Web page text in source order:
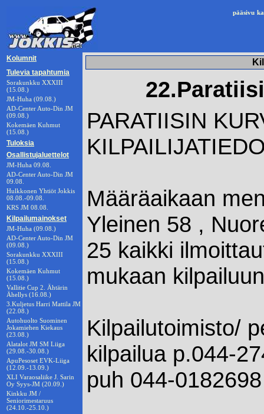
pääsivu
Kolumnit
Tulevia tapahtumia
Sorakunkku XXXIII
(15.08.)
JM-Huha (09.08.)
AD-Center Auto-Din JM
(09.08.)
Kokemäen Kuhmut
(15.08.)
Tuloksia
Osallistujaluettelot
JM-Huha 09.08.
AD-Center Auto-Din JM
09.08.
Hulkkonen Yhtiöt Jokkis
08.08.-09.08.
KRS JM 08.08.
Kilpailumainokset
JM-Huha (09.08.)
AD-Center Auto-Din JM
(09.08.)
Sorakunkku XXXIII
(15.08.)
Kokemäen Kuhmut
(15.08.)
Vallitie Cup 2. Ähtärin
Ähellys (16.08.)
3.Kuljetus Harri Mattila JM
(22.08.)
Autohuolto Suominen
Jokamiehen Kiekaus
(23.08.)
Alatalot JM SM Liiga
(29.08.-30.08.)
ApuPesoset EVK-Liiga
(12.09.-13.09.)
XLI Varaosaliike J. Sarin
Oy Syys-JM (20.09.)
Kinkku JM /
Seniorimestaruus
(24.10.-25.10.)
PARATIISIN
Määräaikaan
Yleinen 58 ,
25 kaikki
mukaan kilpailuun
Kilpailutoimisto/
kilpailua p.044-
puh 044-0182698